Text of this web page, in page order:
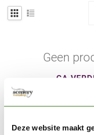
Deze website maakt
Geen
GA